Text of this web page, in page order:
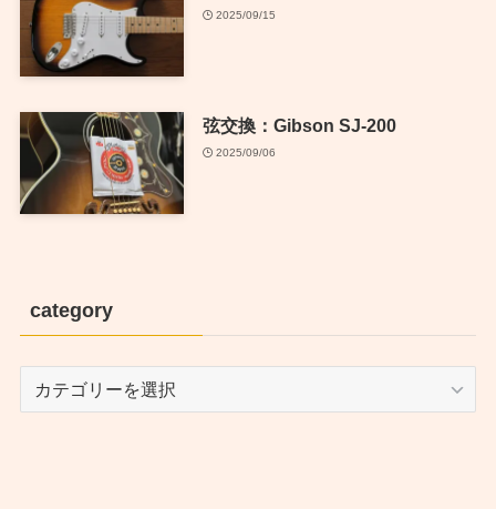
2025/09/15
弦交換：Gibson SJ-200
2025/09/06
category
category